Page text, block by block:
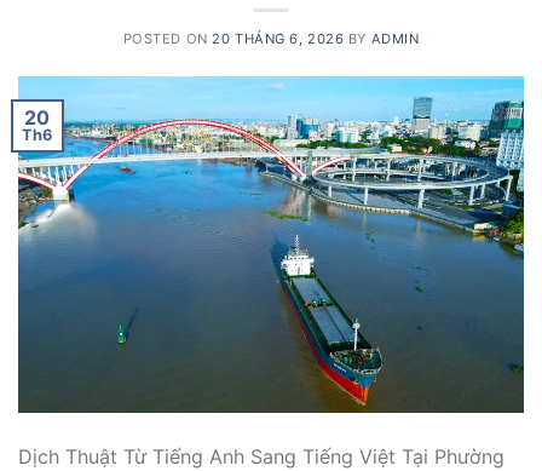
POSTED ON 20 THÁNG 6, 2026 BY ADMIN
20
Th6
Dịch Thuật Từ Tiếng Anh Sang Tiếng Việt Tại Phường